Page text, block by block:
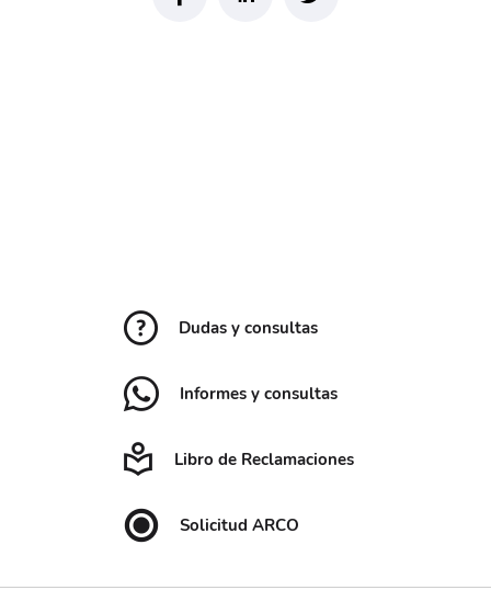
Dudas y consultas
Informes y consultas
Libro de Reclamaciones
Solicitud ARCO